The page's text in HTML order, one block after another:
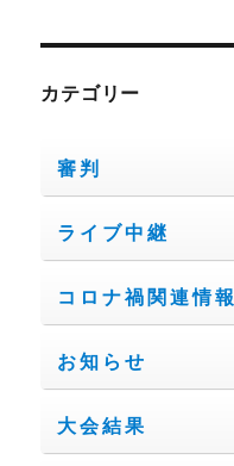
カテゴリー
審判
ライブ中継
コロナ禍関連情報
お知らせ
大会結果